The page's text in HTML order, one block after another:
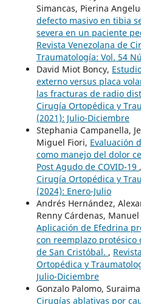
Simancas, Pierina
defecto masivo en tibia
severa en un paciente
Revista Venezolana de
Traumatología: Vol. 54
David Miot Boncy,
externo versus placa
las fracturas de radio
Cirugía Ortopédica y
(2021): Julio-Diciembre
Stephania Campanella,
Miguel Fiori, Evaluación
como manejo del dolor
Post Agudo de COVID-19 ,
Cirugía Ortopédica y
(2024): Enero-Julio
Andrés Hernández,
Renny Cárdenas,
Aplicación de Efedrina
con reemplazo protésico
de San Cristóbal. ,
Ortopédica y
Julio-Diciembre
Gonzalo Palomo,
Cirugías ablativas por